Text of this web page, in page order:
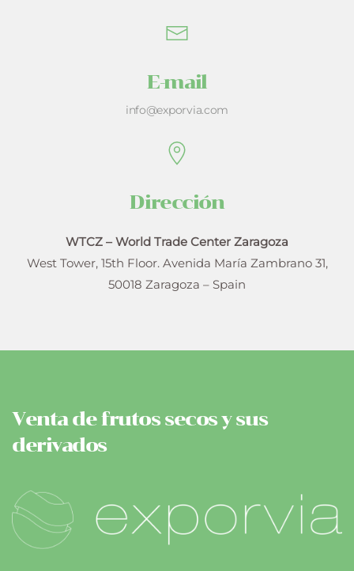
E-mail
info@exporvia.com
Dirección
WTCZ – World Trade Center Zaragoza
West Tower, 15th Floor. Avenida María Zambrano 31,
50018 Zaragoza – Spain
Venta de frutos secos y sus
derivados